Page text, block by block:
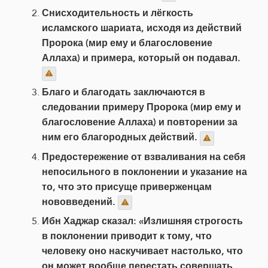
Снисходительность и лёгкость
исламского шариата, исходя из действий
Пророка (мир ему и благословение
Аллаха) и примера, который он подавал.
Благо и благодать заключаются в
следовании примеру Пророка (мир ему и
благословение Аллаха) и повторении за
ним его благородных действий.
Предостережение от взваливания на себя
непосильного в поклонении и указание на
то, что это присуще приверженцам
нововведений.
Ибн Хаджар сказал: «Излишняя строгость
в поклонении приводит к тому, что
человеку оно наскучивает настолько, что